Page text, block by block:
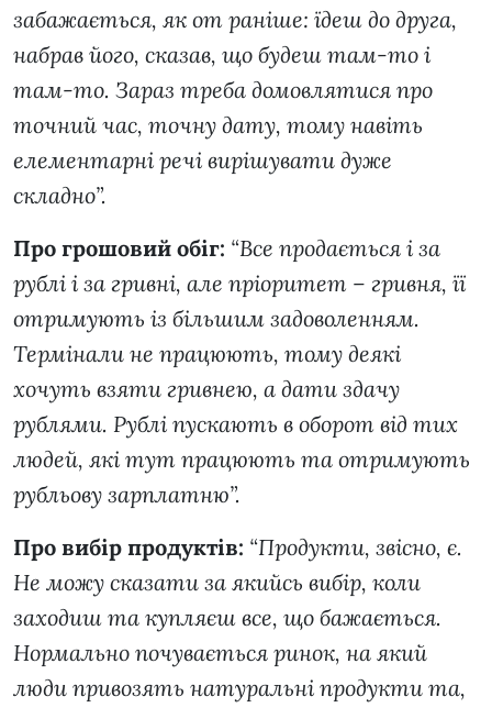
забажається, як от раніше: їдеш до друга,
набрав його, сказав, що будеш там-то і
там-то. Зараз треба домовлятися про
точний час, точну дату, тому навіть
елементарні речі вирішувати дуже
складно”.
Про грошовий обіг: “Все продається і за
рублі і за гривні, але пріоритет – гривня, її
отримують із більшим задоволенням.
Термінали не працюють, тому деякі
хочуть взяти гривнею, а дати здачу
рублями. Рублі пускають в оборот від тих
людей, які тут працюють та отримують
рубльову зарплатню”.
Про вибір продуктів: “Продукти, звісно, є.
Не можу сказати за якийсь вибір, коли
заходиш та купляєш все, що бажається.
Нормально почувається ринок, на який
люди привозять натуральні продукти та,